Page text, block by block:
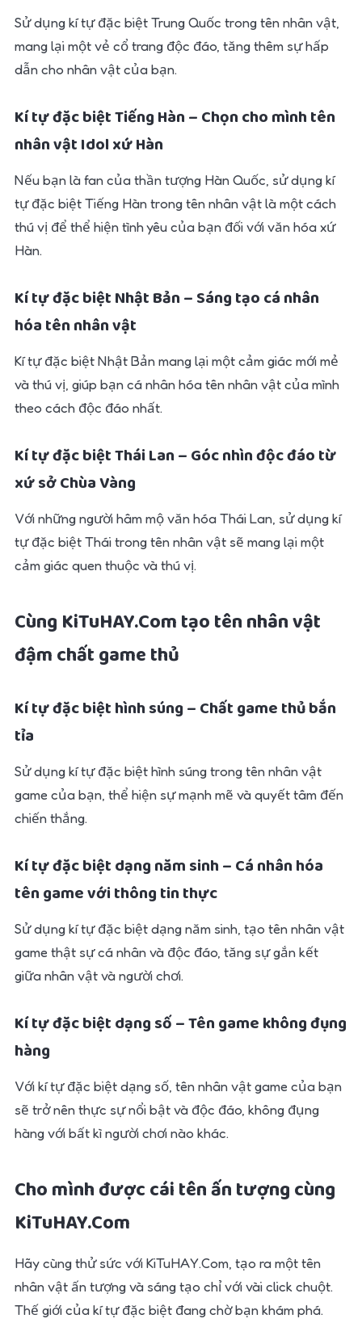
Sử dụng kí tự đặc biệt Trung Quốc trong tên nhân vật,
mang lại một vẻ cổ trang độc đáo, tăng thêm sự hấp
dẫn cho nhân vật của bạn.
Kí tự đặc biệt Tiếng Hàn – Chọn cho mình tên
nhân vật Idol xứ Hàn
Nếu bạn là fan của thần tượng Hàn Quốc, sử dụng kí
tự đặc biệt Tiếng Hàn trong tên nhân vật là một cách
thú vị để thể hiện tình yêu của bạn đối với văn hóa xứ
Hàn.
Kí tự đặc biệt Nhật Bản – Sáng tạo cá nhân
hóa tên nhân vật
Kí tự đặc biệt Nhật Bản mang lại một cảm giác mới mẻ
và thú vị, giúp bạn cá nhân hóa tên nhân vật của mình
theo cách độc đáo nhất.
Kí tự đặc biệt Thái Lan – Góc nhìn độc đáo từ
xứ sở Chùa Vàng
Với những người hâm mộ văn hóa Thái Lan, sử dụng kí
tự đặc biệt Thái trong tên nhân vật sẽ mang lại một
cảm giác quen thuộc và thú vị.
Cùng KiTuHAY.Com tạo tên nhân vật
đậm chất game thủ
Kí tự đặc biệt hình súng – Chất game thủ bắn
tỉa
Sử dụng kí tự đặc biệt hình súng trong tên nhân vật
game của bạn, thể hiện sự mạnh mẽ và quyết tâm đến
chiến thắng.
Kí tự đặc biệt dạng năm sinh – Cá nhân hóa
tên game với thông tin thực
Sử dụng kí tự đặc biệt dạng năm sinh, tạo tên nhân vật
game thật sự cá nhân và độc đáo, tăng sự gắn kết
giữa nhân vật và người chơi.
Kí tự đặc biệt dạng số – Tên game không đụng
hàng
Với kí tự đặc biệt dạng số, tên nhân vật game của bạn
sẽ trở nên thực sự nổi bật và độc đáo, không đụng
hàng với bất kì người chơi nào khác.
Cho mình được cái tên ấn tượng cùng
KiTuHAY.Com
Hãy cùng thử sức với KiTuHAY.Com, tạo ra một tên
nhân vật ấn tượng và sáng tạo chỉ với vài click chuột.
Thế giới của kí tự đặc biệt đang chờ bạn khám phá.